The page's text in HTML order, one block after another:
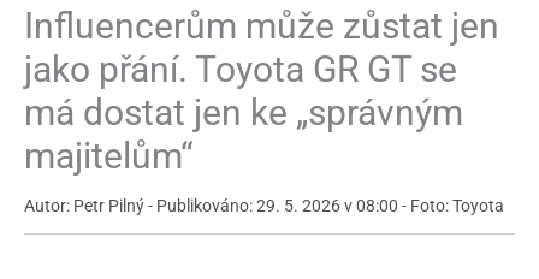
Influencerům může zůstat jen
jako přání. Toyota GR GT se
má dostat jen ke „správným
majitelům“
Autor: Petr Pilný - Publikováno: 29. 5. 2026 v 08:00 - Foto: Toyota